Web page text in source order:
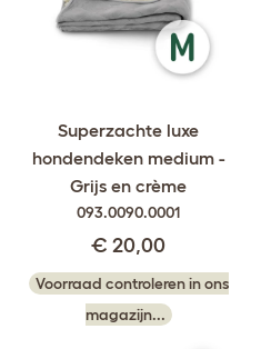
Superzachte luxe
hondendeken medium -
Grijs en crème
093.0090.0001
€ 20,00
Voorraad controleren in ons
magazijn...